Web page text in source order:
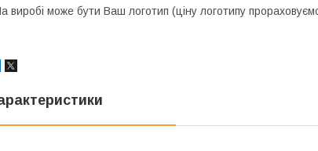
виробі може бути Ваш логотип (ціну логотипу